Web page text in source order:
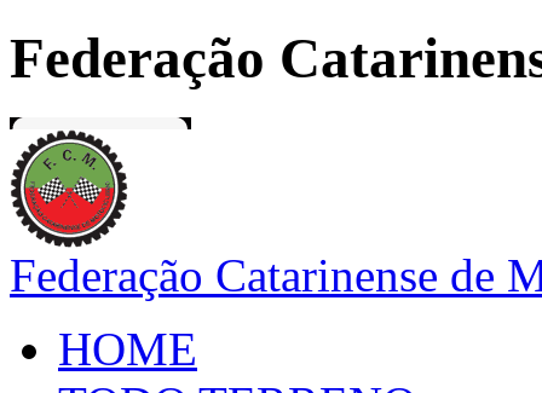
Federação
Federação Catarinense de
HOME